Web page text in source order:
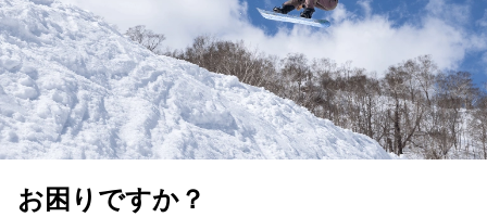
お困りですか？